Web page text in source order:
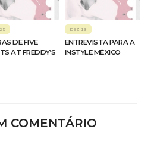
DE FIVE
AT FREDDY’S
DEZ 13
ENTREVISTA PARA A
INSTYLE MÉXICO
COMENTÁRIO